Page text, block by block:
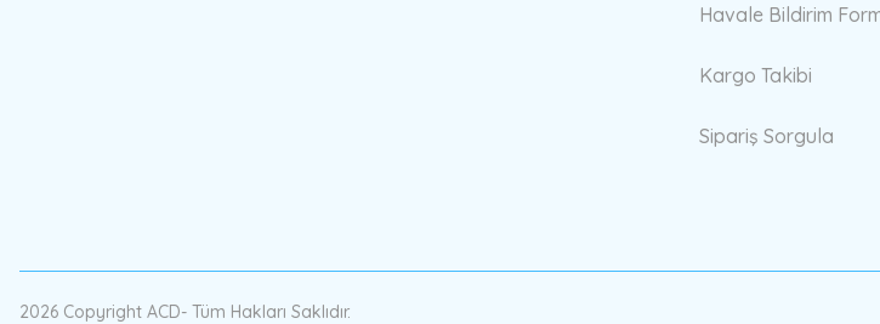
Havale Bildirim
Kargo Takibi
Sipariş Sorgula
2026 Copyright ACD- Tüm Hakları Saklıdır.